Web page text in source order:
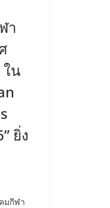
า
ใน
ยิ่ง
มกีฬา